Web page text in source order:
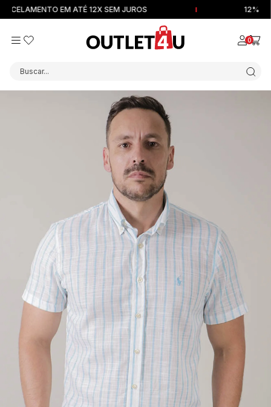
EM ATÉ 12X SEM JUROS 12% OFF
0
Buscar...